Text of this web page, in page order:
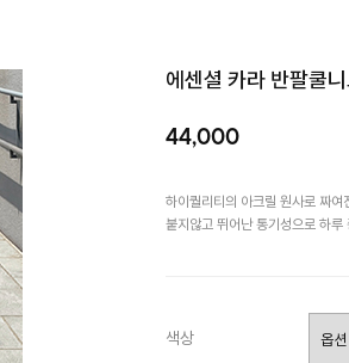
에센셜 카라 반팔쿨
44,000
하이퀄리티의 아크릴 원사로 짜
붙지않고 뛰어난 통기성으로 하
색상